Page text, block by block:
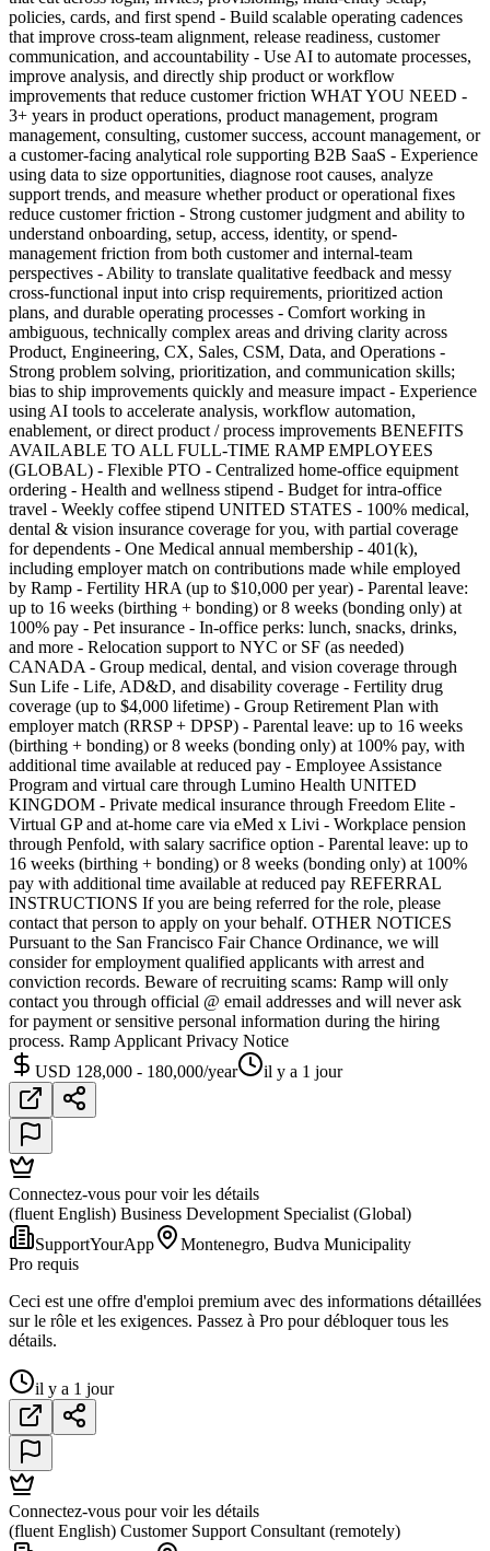
policies, cards, and first spend - Build scalable operating cadences
that improve cross-team alignment, release readiness, customer
communication, and accountability - Use AI to automate processes,
improve analysis, and directly ship product or workflow
improvements that reduce customer friction WHAT YOU NEED -
3+ years in product operations, product management, program
management, consulting, customer success, account management, or
a customer-facing analytical role supporting B2B SaaS - Experience
using data to size opportunities, diagnose root causes, analyze
support trends, and measure whether product or operational fixes
reduce customer friction - Strong customer judgment and ability to
understand onboarding, setup, access, identity, or spend-
management friction from both customer and internal-team
perspectives - Ability to translate qualitative feedback and messy
cross-functional input into crisp requirements, prioritized action
plans, and durable operating processes - Comfort working in
ambiguous, technically complex areas and driving clarity across
Product, Engineering, CX, Sales, CSM, Data, and Operations -
Strong problem solving, prioritization, and communication skills;
bias to ship improvements quickly and measure impact - Experience
using AI tools to accelerate analysis, workflow automation,
enablement, or direct product / process improvements BENEFITS
AVAILABLE TO ALL FULL-TIME RAMP EMPLOYEES
(GLOBAL) - Flexible PTO - Centralized home-office equipment
ordering - Health and wellness stipend - Budget for intra-office
travel - Weekly coffee stipend UNITED STATES - 100% medical,
dental & vision insurance coverage for you, with partial coverage
for dependents - One Medical annual membership - 401(k),
including employer match on contributions made while employed
by Ramp - Fertility HRA (up to $10,000 per year) - Parental leave:
up to 16 weeks (birthing + bonding) or 8 weeks (bonding only) at
100% pay - Pet insurance - In-office perks: lunch, snacks, drinks,
and more - Relocation support to NYC or SF (as needed)
CANADA - Group medical, dental, and vision coverage through
Sun Life - Life, AD&D, and disability coverage - Fertility drug
coverage (up to $4,000 lifetime) - Group Retirement Plan with
employer match (RRSP + DPSP) - Parental leave: up to 16 weeks
(birthing + bonding) or 8 weeks (bonding only) at 100% pay, with
additional time available at reduced pay - Employee Assistance
Program and virtual care through Lumino Health UNITED
KINGDOM - Private medical insurance through Freedom Elite -
Virtual GP and at-home care via eMed x Livi - Workplace pension
through Penfold, with salary sacrifice option - Parental leave: up to
16 weeks (birthing + bonding) or 8 weeks (bonding only) at 100%
pay with additional time available at reduced pay REFERRAL
INSTRUCTIONS If you are being referred for the role, please
contact that person to apply on your behalf. OTHER NOTICES
Pursuant to the San Francisco Fair Chance Ordinance, we will
consider for employment qualified applicants with arrest and
conviction records. Beware of recruiting scams: Ramp will only
contact you through official @ email addresses and will never ask
for payment or sensitive personal information during the hiring
process. Ramp Applicant Privacy Notice
USD 128,000 - 180,000/year
il y a 1 jour
Connectez-vous pour voir les détails
(fluent English) Business Development Specialist (Global)
SupportYourApp
Montenegro, Budva Municipality
Pro requis
Ceci est une offre d'emploi premium avec des informations détaillées
sur le rôle et les exigences. Passez à Pro pour débloquer tous les
détails.
il y a 1 jour
Connectez-vous pour voir les détails
(fluent English) Customer Support Consultant (remotely)